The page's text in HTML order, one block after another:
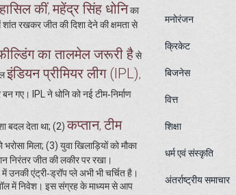
कीं,महेंद्र सिंह धोनिका
रखकर जीत की दिशा देने की क्षमता से
का तालमेल जरूरी हैसे
इंडियन प्रीमियर लीग (IPL),
गए। IPL ने धोनि को नई टीम‑निर्माण
बदल देता था; (2) कप्तान,टीम
मिला; (3) युवा खिलाड़ियों को मौका
निरंतर जीत की लकीर पर रखा।
एंट्री‑ड्रॉप प्ले अभी भी चर्चित है।
में निवेश। इस संग्रह के माध्यम से आप
मनोरंजन
क्रिकेट
बिजनेस
वित्त
शिक्षा
धर्म एवं संस्कृति
अंतर्राष्ट्रीय समाचार